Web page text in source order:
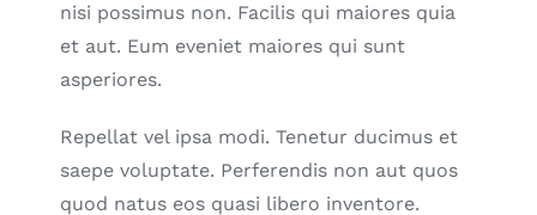
nisi possimus non. Facilis qui maiores quia
et aut. Eum eveniet maiores qui sunt
asperiores.
Repellat vel ipsa modi. Tenetur ducimus et
saepe voluptate. Perferendis non aut quos
quod natus eos quasi libero inventore.